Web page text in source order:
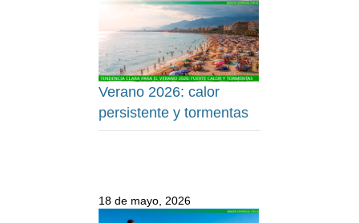
Verano 2026: calor
persistente y tormentas
18 de mayo, 2026